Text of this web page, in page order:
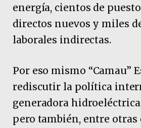
energía, cientos de
directos nuevos y miles
laborales indirectas.
Por eso mismo “Camau”
rediscutir la política
generadora
pero también, entre otras